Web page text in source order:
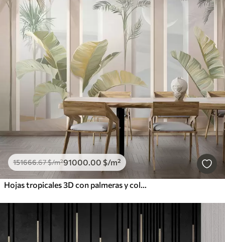
151666.67$/m²91000.00 $/m²
Hojas tropicales 3D con palmeras y columnas